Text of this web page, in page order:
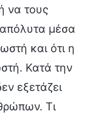
να τους
απόλυτα μέσα
και ότι η
Κατά την
εξετάζει
Τι